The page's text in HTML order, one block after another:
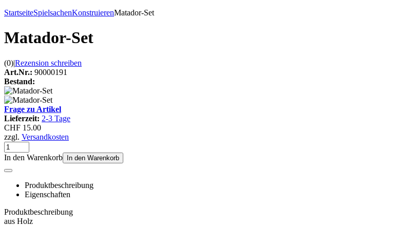
StartseiteSpielsachenKonstruierenMatador-Set
Matador-Set
(0)|Rezension schreiben
Art.Nr.: 90000191
Bestand:
Frage zu Artikel
Lieferzeit: 2-3 Tage
CHF 15.00
zzgl. Versandkosten
In den Warenkorb In den Warenkorb
Produktbeschreibung
Eigenschaften
Produktbeschreibung
aus Holz